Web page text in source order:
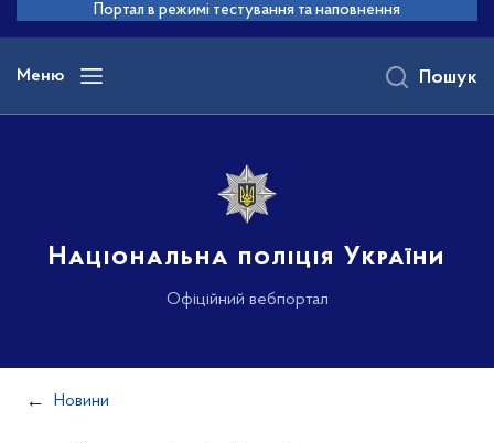
основного
вмісту
Портал в режимі тестування та наповнення
Меню
Національна поліція України
Офіційний вебпортал
Пошук
Новини